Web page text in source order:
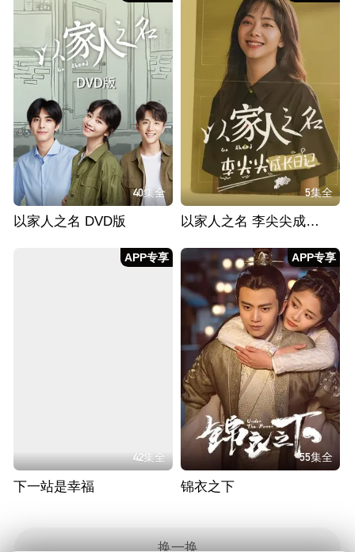
40集全
以家人之名 DVD版
5集全
以家人之名 李尖尖成长日记
APP专享
42集全
下一站是幸福
APP专享
55集全
锦衣之下
换一换